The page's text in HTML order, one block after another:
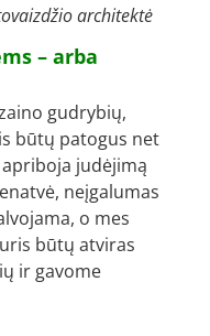
architektė
– arba
gudrybių,
būtų patogus net
judėjimą
neįgalumas
o mes
būtų atviras
ir gavome